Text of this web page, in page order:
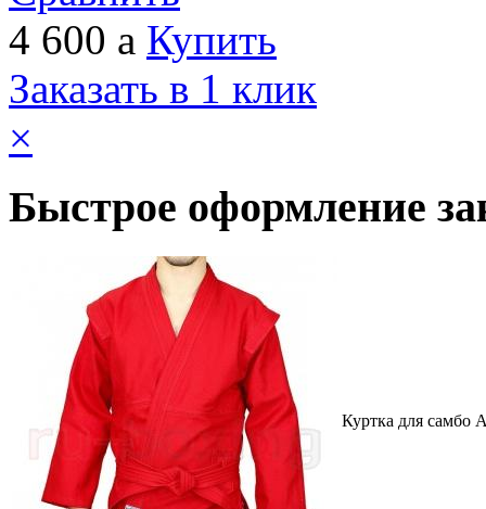
4 600 a Купить
Заказать в 1 клик
×
Быстрое оформление
Куртка для самбо